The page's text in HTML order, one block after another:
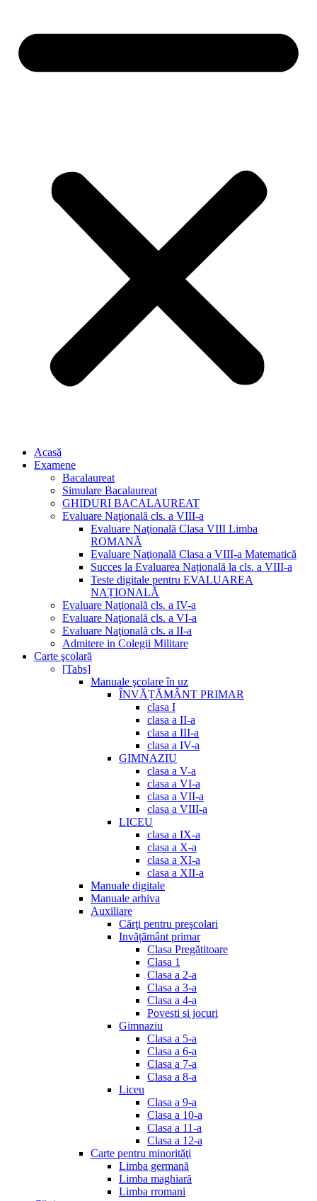
Acasă
Examene
Bacalaureat
Simulare Bacalaureat
GHIDURI BACALAUREAT
Evaluare Naţională cls. a VIII-a
Evaluare Naţională Clasa VIII Limba
ROMANĂ
Evaluare Naţională Clasa a VIII-a Matematică
Succes la Evaluarea Națională la cls. a VIII-a
Teste digitale pentru EVALUAREA
NAȚIONALĂ
Evaluare Naţională cls. a IV-a
Evaluare Naţională cls. a VI-a
Evaluare Naţională cls. a II-a
Admitere in Colegii Militare
Carte şcolară
[Tabs]
Manuale şcolare în uz
ÎNVĂȚĂMÂNT PRIMAR
clasa I
clasa a II-a
clasa a III-a
clasa a IV-a
GIMNAZIU
clasa a V-a
clasa a VI-a
clasa a VII-a
clasa a VIII-a
LICEU
clasa a IX-a
clasa a X-a
clasa a XI-a
clasa a XII-a
Manuale digitale
Manuale arhiva
Auxiliare
Cărţi pentru preşcolari
Invățământ primar
Clasa Pregătitoare
Clasa 1
Clasa a 2-a
Clasa a 3-a
Clasa a 4-a
Povesti si jocuri
Gimnaziu
Clasa a 5-a
Clasa a 6-a
Clasa a 7-a
Clasa a 8-a
Liceu
Clasa a 9-a
Clasa a 10-a
Clasa a 11-a
Clasa a 12-a
Carte pentru minorităţi
Limba germană
Limba maghiară
Limba rromani